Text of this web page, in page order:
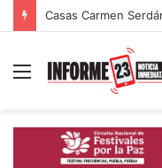
Menú